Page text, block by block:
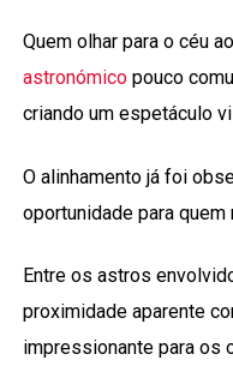
Quem olhar para o céu
astronómicopouco
criando um espetáculo
O alinhamento já foi
oportunidade para
Entre os astros
proximidade aparente
impressionante para os